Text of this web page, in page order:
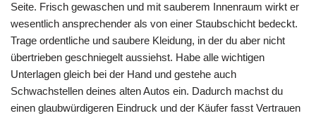
Seite. Frisch gewaschen und mit sauberem Innenraum wirkt er
wesentlich ansprechender als von einer Staubschicht bedeckt.
Trage ordentliche und saubere Kleidung, in der du aber nicht
übertrieben geschniegelt aussiehst. Habe alle wichtigen
Unterlagen gleich bei der Hand und gestehe auch
Schwachstellen deines alten Autos ein. Dadurch machst du
einen glaubwürdigeren Eindruck und der Käufer fasst Vertrauen